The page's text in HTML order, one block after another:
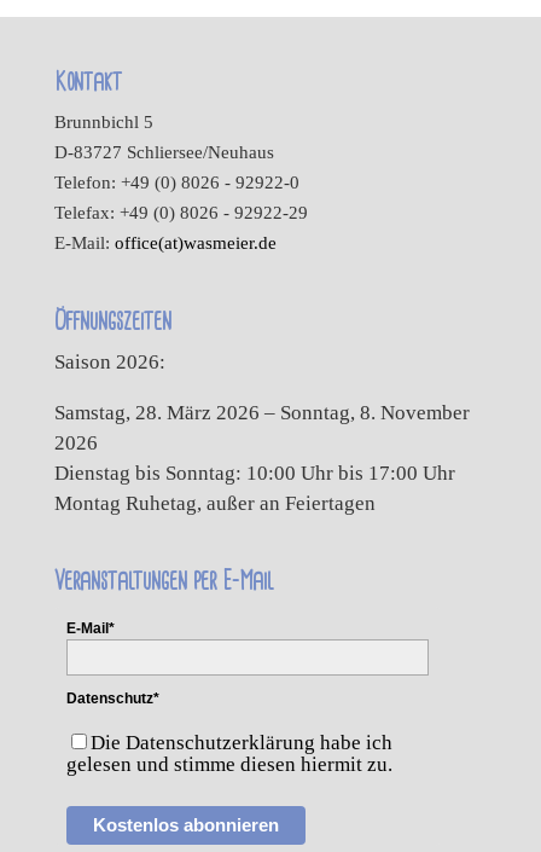
Kontakt
Brunnbichl 5
D-83727 Schliersee/Neuhaus
Telefon: +49 (0) 8026 - 92922-0
Telefax: +49 (0) 8026 - 92922-29
E-Mail: office(at)wasmeier.de
Öffnungszeiten
Saison 2026:
Samstag, 28. März 2026 – Sonntag, 8. November
2026
Dienstag bis Sonntag: 10:00 Uhr bis 17:00 Uhr
Montag Ruhetag, außer an Feiertagen
Veranstaltungen per E-Mail
E-Mail*
Datenschutz*
Die Datenschutzerklärung habe ich
gelesen und stimme diesen hiermit zu.
Kostenlos abonnieren